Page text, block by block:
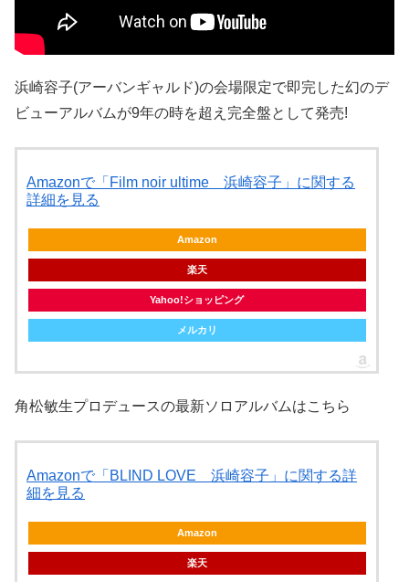
浜崎容子(アーバンギャルド)の会場限定で即完した幻のデ
ビューアルバムが9年の時を超え完全盤として発売!
Amazonで「Film noir ultime 浜崎容子」に関する
詳細を見る
Amazon
楽天
Yahoo!ショッピング
メルカリ
角松敏生プロデュースの最新ソロアルバムはこちら
Amazonで「BLIND LOVE 浜崎容子」に関する詳
細を見る
Amazon
楽天